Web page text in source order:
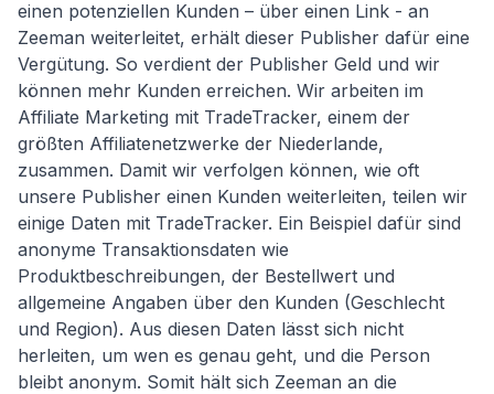
einen potenziellen Kunden – über einen Link - an
Zeeman weiterleitet, erhält dieser Publisher dafür eine
Vergütung. So verdient der Publisher Geld und wir
können mehr Kunden erreichen. Wir arbeiten im
Affiliate Marketing mit TradeTracker, einem der
größten Affiliatenetzwerke der Niederlande,
zusammen. Damit wir verfolgen können, wie oft
unsere Publisher einen Kunden weiterleiten, teilen wir
einige Daten mit TradeTracker. Ein Beispiel dafür sind
anonyme Transaktionsdaten wie
Produktbeschreibungen, der Bestellwert und
allgemeine Angaben über den Kunden (Geschlecht
und Region). Aus diesen Daten lässt sich nicht
herleiten, um wen es genau geht, und die Person
bleibt anonym. Somit hält sich Zeeman an die